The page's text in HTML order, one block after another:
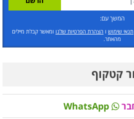
המשך עם:
תנאי שימוש ו הצהרת הפרטיות שלנו ומאשר קבלת מיילים
מהאתר.
קטקוף
WhatsApp